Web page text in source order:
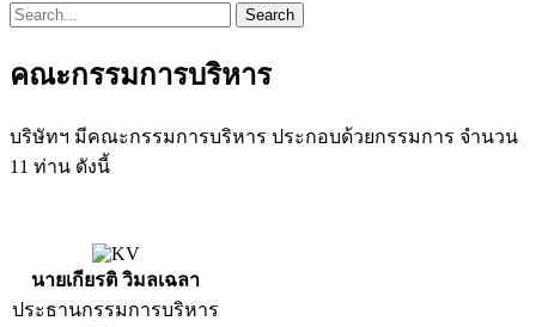
Search
Search
for:
คณะกรรมการบริหาร
บริษัทฯ มีคณะกรรมการบริหาร ประกอบด้วยกรรมการ จำนวน
11 ท่าน ดังนี้
นายเกียรติ วิมลเฉลา
ประธานกรรมการบริหาร